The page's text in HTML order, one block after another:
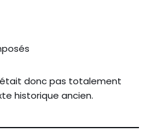
donc pas totalement
historique ancien.